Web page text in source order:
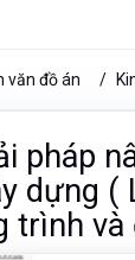
văn đồ án
pháp
dựng (
trình